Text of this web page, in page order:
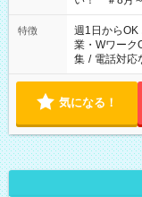
特徴 週1日からOK
業・Wワーク
集 / 電話対応
気になる！